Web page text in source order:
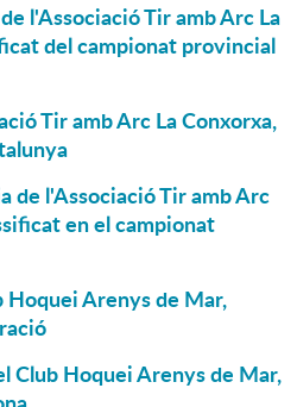
l'Associació Tir amb Arc La
del campionat provincial
Tir amb Arc La Conxorxa,
de l'Associació Tir amb Arc
en el campionat
Arenys de Mar,
Club Hoquei Arenys de Mar,